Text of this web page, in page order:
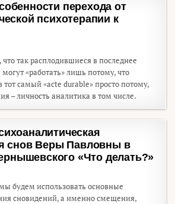
перехода от
психотерапии к
так расплодившиеся в последнее
«работать» лишь потому, что
тот самый «acte durable» просто потому,
– личность аналитика в том числе.
снов Веры Павловны в
«Что делать?»
будем использовать основные
сновидений, а именно смещения,